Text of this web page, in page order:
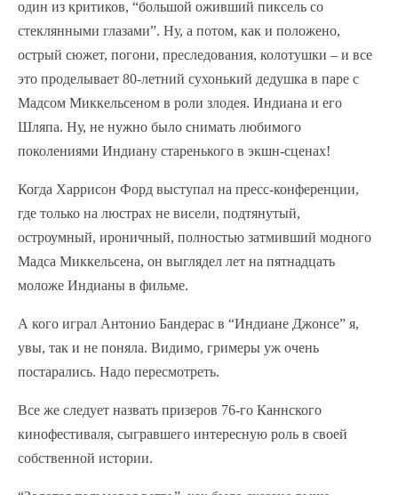
один из критиков, “большой оживший пиксель со
стеклянными глазами”. Ну, а потом, как и положено,
острый сюжет, погони, преследования, колотушки – и все
это проделывает 80-летний сухонький дедушка в паре с
Мадсом Миккельсеном в роли злодея. Индиана и его
Шляпа. Ну, не нужно было снимать любимого
поколениями Индиану старенького в экшн-сценах!
Когда Харрисон Форд выступал на пресс-конференции,
где только на люстрах не висели, подтянутый,
остроумный, ироничный, полностью затмивший модного
Мадса Миккельсена, он выглядел лет на пятнадцать
моложе Индианы в фильме.
А кого играл Антонио Бандерас в “Индиане Джонсе” я,
увы, так и не поняла. Видимо, гримеры уж очень
постарались. Надо пересмотреть.
Все же следует назвать призеров 76-го Каннского
кинофестиваля, сыгравшего интересную роль в своей
собственной истории.